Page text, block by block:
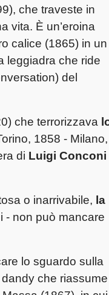
che traveste in
vita. È un’eroina
calice (1865) in un
leggiadra che ride
del
che terrorizzava
1858 - Milano,
di Luigi Conconi
o inarrivabile, la
- non può mancare
lo sguardo sulla
che riassume